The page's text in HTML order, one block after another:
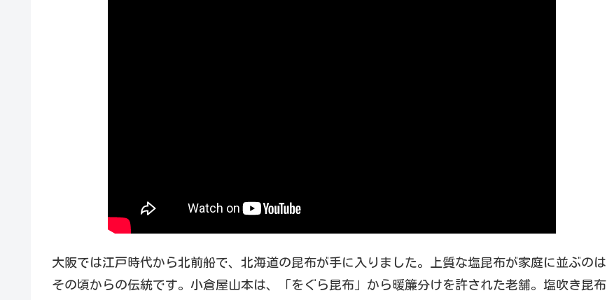
大阪では江戸時代から北前船で、北海道の昆布が手に入りました。上質な塩昆布が家庭に並ぶのは
その頃からの伝統です。小倉屋山本は、「をぐら昆布」から暖簾分けを許された老舗。塩吹き昆布